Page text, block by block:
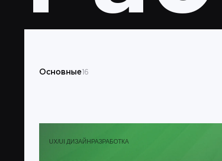
Основные 16
UX/UI ДИЗАЙН РАЗРАБОТКА